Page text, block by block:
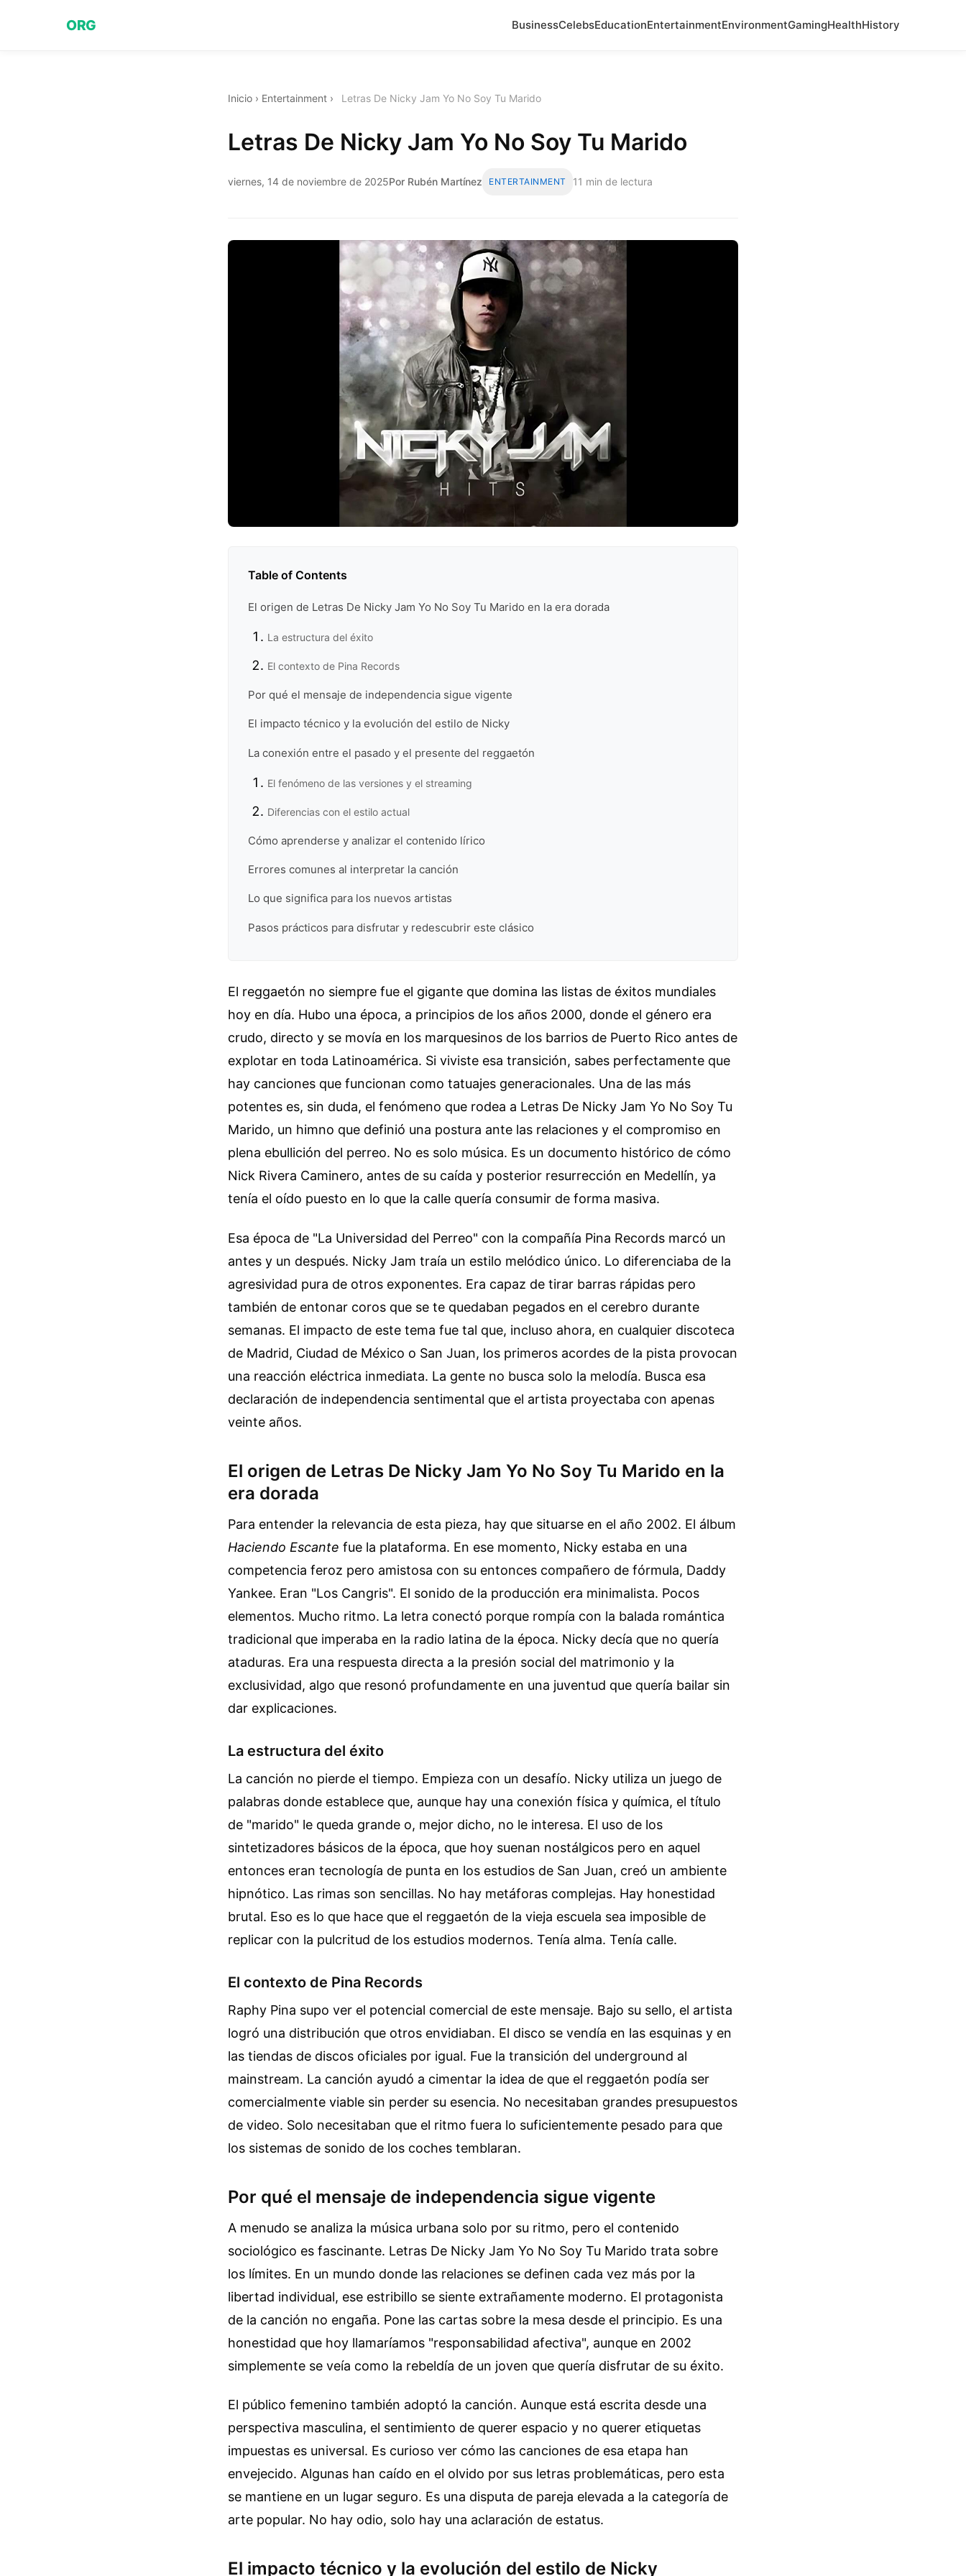
ORG BusinessCelebsEducationEntertainmentEnvironmentGamingHealthHistory
Inicio › Entertainment › Letras De Nicky Jam Yo No Soy Tu Marido
Letras De Nicky Jam Yo No Soy Tu Marido
viernes, 14 de noviembre de 2025Por Rubén Martínez ENTERTAINMENT 11 min de lectura
Table of Contents
El origen de Letras De Nicky Jam Yo No Soy Tu Marido en la era dorada
La estructura del éxito
El contexto de Pina Records
Por qué el mensaje de independencia sigue vigente
El impacto técnico y la evolución del estilo de Nicky
La conexión entre el pasado y el presente del reggaetón
El fenómeno de las versiones y el streaming
Diferencias con el estilo actual
Cómo aprenderse y analizar el contenido lírico
Errores comunes al interpretar la canción
Lo que significa para los nuevos artistas
Pasos prácticos para disfrutar y redescubrir este clásico
El reggaetón no siempre fue el gigante que domina las listas de éxitos mundiales
hoy en día. Hubo una época, a principios de los años 2000, donde el género era
crudo, directo y se movía en los marquesinos de los barrios de Puerto Rico antes de
explotar en toda Latinoamérica. Si viviste esa transición, sabes perfectamente que
hay canciones que funcionan como tatuajes generacionales. Una de las más
potentes es, sin duda, el fenómeno que rodea a Letras De Nicky Jam Yo No Soy Tu
Marido, un himno que definió una postura ante las relaciones y el compromiso en
plena ebullición del perreo. No es solo música. Es un documento histórico de cómo
Nick Rivera Caminero, antes de su caída y posterior resurrección en Medellín, ya
tenía el oído puesto en lo que la calle quería consumir de forma masiva.
Esa época de "La Universidad del Perreo" con la compañía Pina Records marcó un
antes y un después. Nicky Jam traía un estilo melódico único. Lo diferenciaba de la
agresividad pura de otros exponentes. Era capaz de tirar barras rápidas pero
también de entonar coros que se te quedaban pegados en el cerebro durante
semanas. El impacto de este tema fue tal que, incluso ahora, en cualquier discoteca
de Madrid, Ciudad de México o San Juan, los primeros acordes de la pista provocan
una reacción eléctrica inmediata. La gente no busca solo la melodía. Busca esa
declaración de independencia sentimental que el artista proyectaba con apenas
veinte años.
El origen de Letras De Nicky Jam Yo No Soy Tu Marido en la
era dorada
Para entender la relevancia de esta pieza, hay que situarse en el año 2002. El álbum
Haciendo Escante fue la plataforma. En ese momento, Nicky estaba en una
competencia feroz pero amistosa con su entonces compañero de fórmula, Daddy
Yankee. Eran "Los Cangris". El sonido de la producción era minimalista. Pocos
elementos. Mucho ritmo. La letra conectó porque rompía con la balada romántica
tradicional que imperaba en la radio latina de la época. Nicky decía que no quería
ataduras. Era una respuesta directa a la presión social del matrimonio y la
exclusividad, algo que resonó profundamente en una juventud que quería bailar sin
dar explicaciones.
La estructura del éxito
La canción no pierde el tiempo. Empieza con un desafío. Nicky utiliza un juego de
palabras donde establece que, aunque hay una conexión física y química, el título
de "marido" le queda grande o, mejor dicho, no le interesa. El uso de los
sintetizadores básicos de la época, que hoy suenan nostálgicos pero en aquel
entonces eran tecnología de punta en los estudios de San Juan, creó un ambiente
hipnótico. Las rimas son sencillas. No hay metáforas complejas. Hay honestidad
brutal. Eso es lo que hace que el reggaetón de la vieja escuela sea imposible de
replicar con la pulcritud de los estudios modernos. Tenía alma. Tenía calle.
El contexto de Pina Records
Raphy Pina supo ver el potencial comercial de este mensaje. Bajo su sello, el artista
logró una distribución que otros envidiaban. El disco se vendía en las esquinas y en
las tiendas de discos oficiales por igual. Fue la transición del underground al
mainstream. La canción ayudó a cimentar la idea de que el reggaetón podía ser
comercialmente viable sin perder su esencia. No necesitaban grandes presupuestos
de video. Solo necesitaban que el ritmo fuera lo suficientemente pesado para que
los sistemas de sonido de los coches temblaran.
Por qué el mensaje de independencia sigue vigente
A menudo se analiza la música urbana solo por su ritmo, pero el contenido
sociológico es fascinante. Letras De Nicky Jam Yo No Soy Tu Marido trata sobre
los límites. En un mundo donde las relaciones se definen cada vez más por la
libertad individual, ese estribillo se siente extrañamente moderno. El protagonista
de la canción no engaña. Pone las cartas sobre la mesa desde el principio. Es una
honestidad que hoy llamaríamos "responsabilidad afectiva", aunque en 2002
simplemente se veía como la rebeldía de un joven que quería disfrutar de su éxito.
El público femenino también adoptó la canción. Aunque está escrita desde una
perspectiva masculina, el sentimiento de querer espacio y no querer etiquetas
impuestas es universal. Es curioso ver cómo las canciones de esa etapa han
envejecido. Algunas han caído en el olvido por sus letras problemáticas, pero esta
se mantiene en un lugar seguro. Es una disputa de pareja elevada a la categoría de
arte popular. No hay odio, solo hay una aclaración de estatus.
El impacto técnico y la evolución del estilo de Nicky